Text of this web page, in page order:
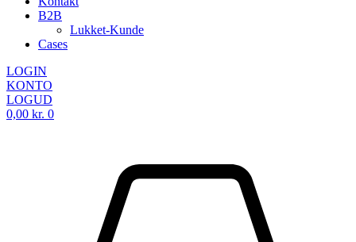
B2B
Lukket-Kunde
Cases
LOGIN
KONTO
LOGUD
0,00 kr. 0